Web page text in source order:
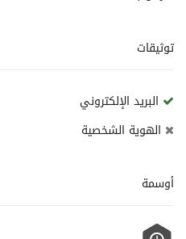
توثيقات
البريد الإلكتروني
الهوية الشخصية
أوسمة